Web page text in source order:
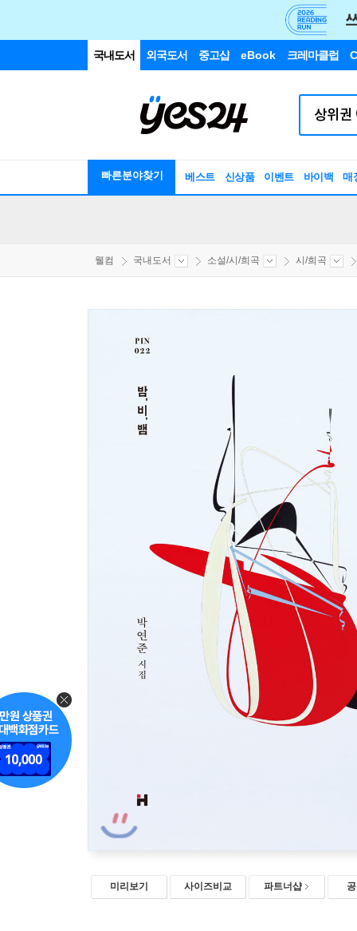
국내도서 외국도서 중고샵 eBook 크레마클럽
빠른분야찾기 베스트 신상품 이벤트 바이백 매
웰컴 국내도서 소설/시/희곡 시/희곡
미리보기 사이즈비교 파트너샵